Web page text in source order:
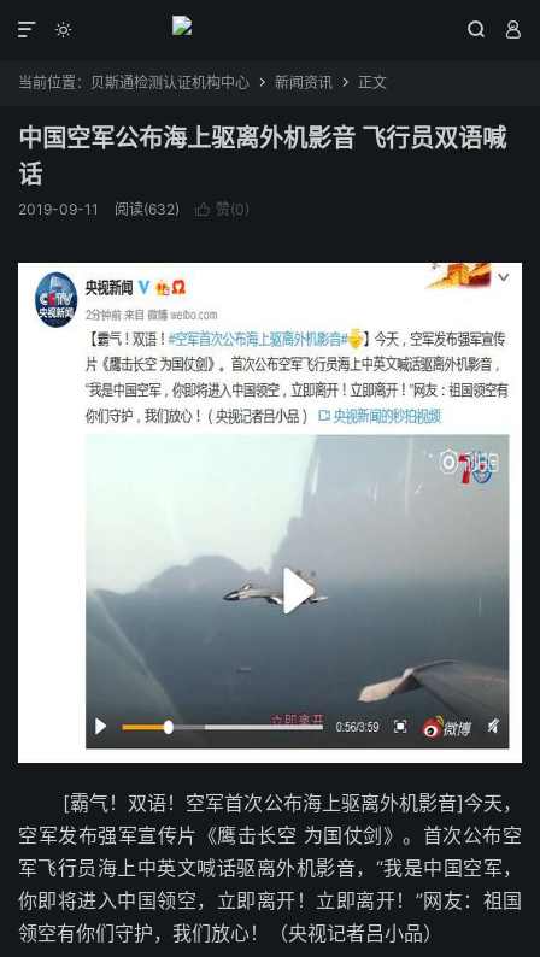
  

当前位置： 贝斯通检测认证机构中心  新闻资讯  正文
中国空军公布海上驱离外机影音 飞行员双语喊
话
2019-09-11 阅读(632)  赞(0)
[霸气！双语！空军首次公布海上驱离外机影音]今天，
空军发布强军宣传片《鹰击长空 为国仗剑》。首次公布空
军飞行员海上中英文喊话驱离外机影音，“我是中国空军，
你即将进入中国领空，立即离开！立即离开！”网友：祖国
领空有你们守护，我们放心！（央视记者吕小品）